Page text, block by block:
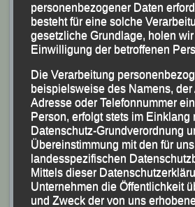
Unter der lautstarken Anfeuerung
mitfiebernden Eltern, Großeltern
die Teilnehmer bei sommerlichen
nach Altersklasse Laufstrecken
maximal dreimal 400 m zu
Bei den Kindern wurde der Lauf
unterbrochen, die Jugendlichen
schossen mit Lasergewehren auf
Biathlonscheiben und wie bei den
Fehlschuss eine kleine
personenbezogener Daten
besteht für eine solche
gesetzliche Grundlage, holen
Einwilligung der betroffenen
Die Verarbeitung
beispielsweise des Namens, der
Adresse oder Telefonnummer
Person, erfolgt stets im Einklang
Datenschutz-Grundverordnung
Übereinstimmung mit den für
landesspezifischen
Mittels dieser
Unternehmen die Öffentlichkeit
und Zweck der von uns